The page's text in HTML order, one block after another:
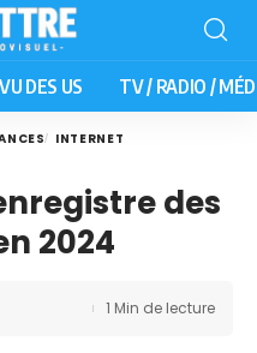
VU DES US TV / RADIO /
INTERNET
des
2024
1 Min de lecture